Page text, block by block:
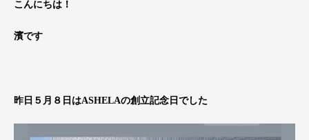
こんにちは！
濱です
昨日５月８日はASHELAの創立記念日でした